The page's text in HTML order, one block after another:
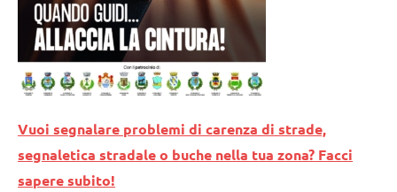
Vuoi segnalare problemi di carenza di strade,
segnaletica stradale o buche nella tua zona? Facci
sapere subito!